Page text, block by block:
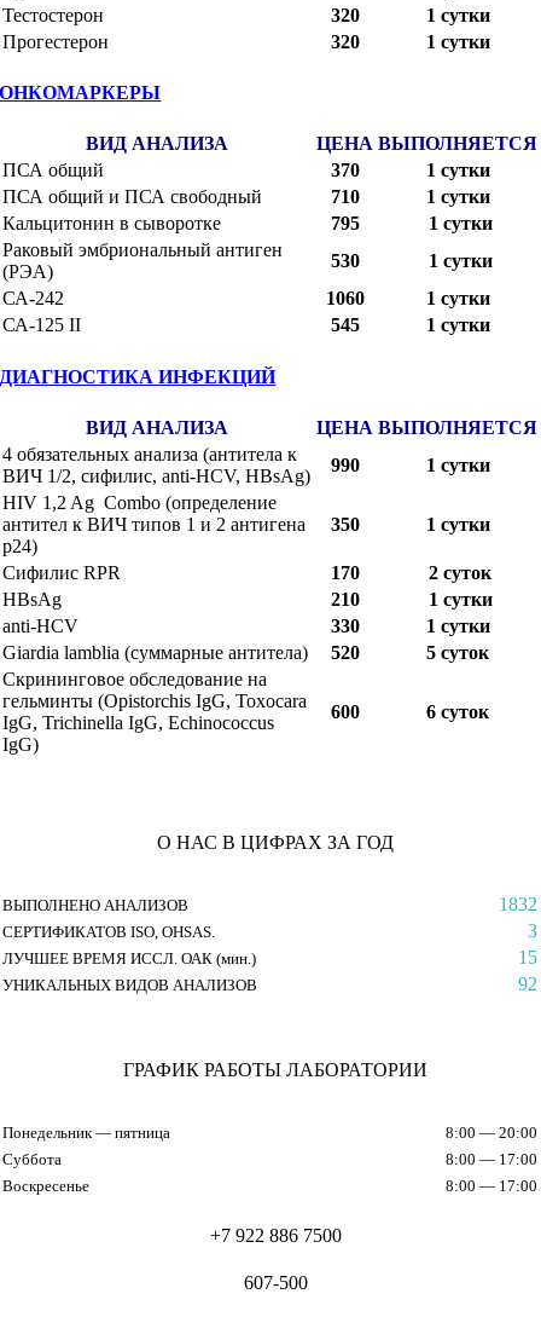
Тестостерон
320
1 сутки
Прогестерон
320 1 сутки
ОНКОМАРКЕРЫ
ВИД АНАЛИЗА ЦЕНА ВЫПОЛНЯЕТСЯ
ПСА общий
370
1 сутки
ПСА общий и ПСА свободный
710
1 сутки
Кальцитонин в сыворотке
795
1 сутки
Раковый эмбриональный антиген
(РЭА)
530
1 сутки
СА-242
1060
1 сутки
СА-125 II
545 1 сутки
ДИАГНОСТИКА ИНФЕКЦИЙ
ВИД АНАЛИЗА ЦЕНА ВЫПОЛНЯЕТСЯ
4 обязательных анализа (антитела к
ВИЧ 1/2, сифилис, anti-HCV, HBsAg)
990
1 сутки
HIV 1,2 Ag Combo (определение
антител к ВИЧ типов 1 и 2 антигена
р24)
350 1 сутки
Сифилис RPR 170
2 суток
HBsAg
210
1 сутки
anti-HCV
330
1 сутки
Giardia lamblia (суммарные антитела)
520
5 суток
Скрининговое обследование на
гельминты (Opistorchis IgG, Toxocara
IgG, Trichinella IgG, Echinococcus
IgG)
600 6 cуток
О НАС В ЦИФРАХ ЗА ГОД
ВЫПОЛНЕНО АНАЛИЗОВ 1832
СЕРТИФИКАТОВ ISO, OHSAS. 3
ЛУЧШЕЕ ВРЕМЯ ИССЛ. ОАК (мин.) 15
УНИКАЛЬНЫХ ВИДОВ АНАЛИЗОВ 92
ГРАФИК РАБОТЫ ЛАБОРАТОРИИ
Понедельник — пятница
8:00 — 20:00
Суббота
8:00 — 17:00
Воскресенье
8:00 — 17:00
+7 922 886 7500
607-500